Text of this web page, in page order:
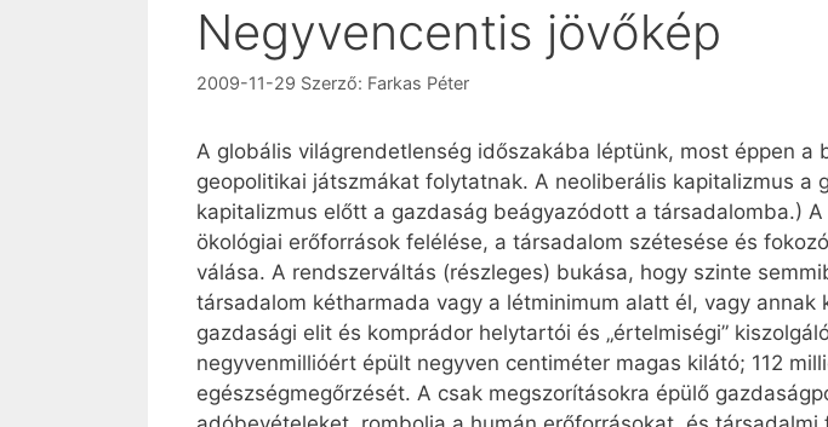
Negyvencentis jövőkép
2009-11-29 Szerző: Farkas Péter
A globális világrendetlenség időszakába léptünk, most éppen
geopolitikai játszmákat folytatnak. A neoliberális kapitalizmus
kapitalizmus előtt a gazdaság beágyazódott a társadalomba.)
ökológiai erőforrások felélése, a társadalom szétesése és
válása. A rendszerváltás (részleges) bukása, hogy szinte
társadalom kétharmada vagy a létminimum alatt él, vagy
gazdasági elit és komprádor helytartói és „értelmiségi”
negyvenmillióért épült negyven centiméter magas kilátó; 112
egészségmegőrzését. A csak megszorításokra épülő